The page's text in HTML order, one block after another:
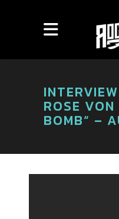
ROSE
BOMB“ –